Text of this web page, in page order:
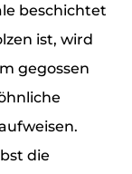
beschichtet
ist, wird
gegossen
die